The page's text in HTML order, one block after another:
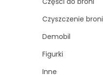
Czyszczenie broni
Demobil
Figurki
Inne